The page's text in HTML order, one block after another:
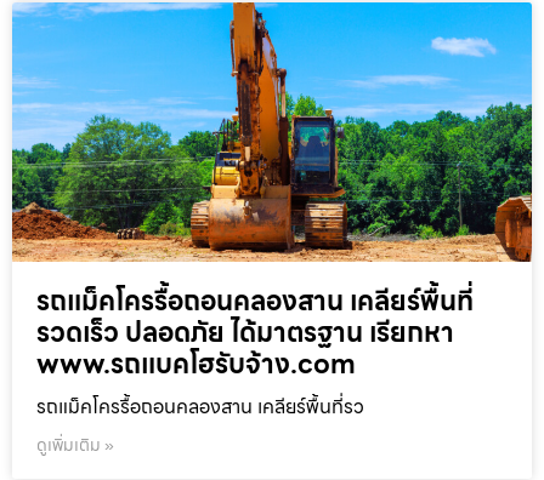
รถแม็คโครรื้อถอนคลองสาน เคลียร์พื้นที่
รวดเร็ว ปลอดภัย ได้มาตรฐาน เรียกหา
www.รถแบคโฮรับจ้าง.com
รถแม็คโครรื้อถอนคลองสาน เคลียร์พื้นที่รว
ดูเพิ่มเติม »